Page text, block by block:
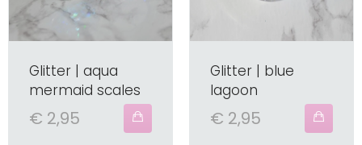
Glitter | aqua
mermaid scales
€ 2,95
Glitter | blue
lagoon
€ 2,95